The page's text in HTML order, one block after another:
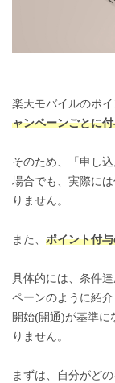
楽天モバイルのポ
ャンペーンごとに
そのため、「申し
場合でも、実際に
りません。
また、 ポイント付
具体的には、条件
ペーンのように紹
開始(開通)が基準に
りません。
まずは、自分がど